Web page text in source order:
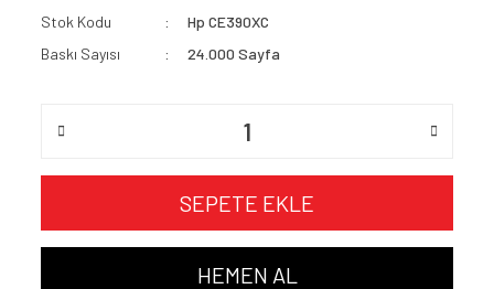
Stok Kodu
Hp CE390XC
Baskı Sayısı
24.000 Sayfa
SEPETE EKLE
HEMEN AL